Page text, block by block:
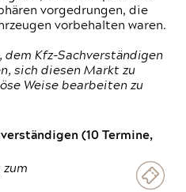
vorgedrungen, die
vorbehalten waren.
dem Kfz-Sachverständigen
sich diesen Markt zu
Weise bearbeiten zu
(10 Termine,
zum